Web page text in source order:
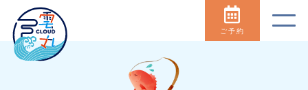
ご予約